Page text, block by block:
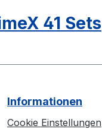
41 Sets
Informationen
Cookie Einstellungen